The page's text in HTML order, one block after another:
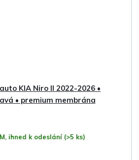
KIA Niro II 2022-2026 •
• premium membrána
ihned k odeslání (>5 ks)